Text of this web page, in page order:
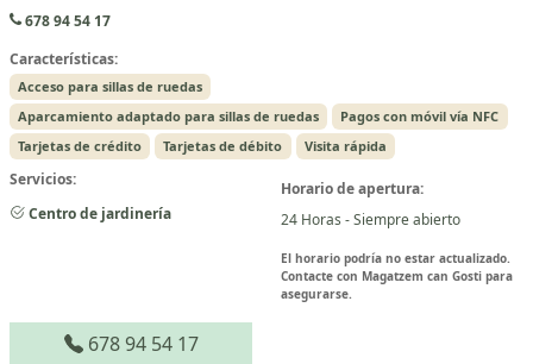
678 94 54 17
Características:
Acceso para sillas de ruedas
Aparcamiento adaptado para sillas de ruedas
Pagos con móvil vía NFC
Tarjetas de crédito
Tarjetas de débito Visita rápida
Servicios:
Centro de jardinería
Horario de apertura:
24 Horas - Siempre abierto
El horario podría no estar actualizado.
Contacte con Magatzem can Gosti para
asegurarse.
678 94 54 17